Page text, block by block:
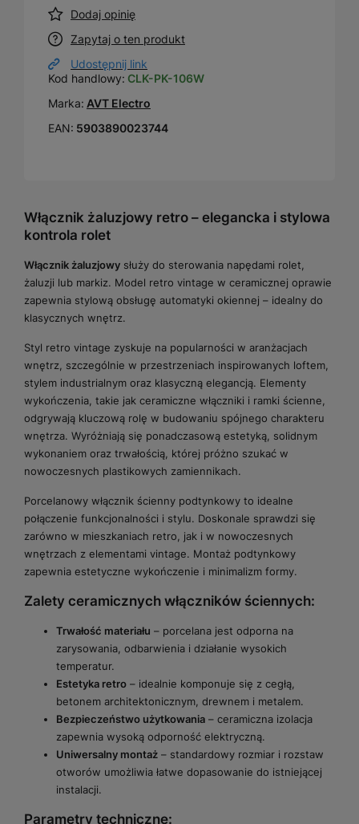
Dodaj opinię
Zapytaj o ten produkt
Udostępnij link
Kod handlowy: CLK-PK-106W
Marka: AVT Electro
EAN: 5903890023744
Włącznik żaluzjowy retro – elegancka i stylowa
kontrola rolet
Włącznik żaluzjowy służy do sterowania napędami rolet,
żaluzji lub markiz. Model retro vintage w ceramicznej oprawie
zapewnia stylową obsługę automatyki okiennej – idealny do
klasycznych wnętrz.
Styl retro vintage zyskuje na popularności w aranżacjach
wnętrz, szczególnie w przestrzeniach inspirowanych loftem,
stylem industrialnym oraz klasyczną elegancją. Elementy
wykończenia, takie jak ceramiczne włączniki i ramki ścienne,
odgrywają kluczową rolę w budowaniu spójnego charakteru
wnętrza. Wyróżniają się ponadczasową estetyką, solidnym
wykonaniem oraz trwałością, której próżno szukać w
nowoczesnych plastikowych zamiennikach.
Porcelanowy włącznik ścienny podtynkowy to idealne
połączenie funkcjonalności i stylu. Doskonale sprawdzi się
zarówno w mieszkaniach retro, jak i w nowoczesnych
wnętrzach z elementami vintage. Montaż podtynkowy
zapewnia estetyczne wykończenie i minimalizm formy.
Zalety ceramicznych włączników ściennych:
Trwałość materiału – porcelana jest odporna na
zarysowania, odbarwienia i działanie wysokich
temperatur.
Estetyka retro – idealnie komponuje się z cegłą,
betonem architektonicznym, drewnem i metalem.
Bezpieczeństwo użytkowania – ceramiczna izolacja
zapewnia wysoką odporność elektryczną.
Uniwersalny montaż – standardowy rozmiar i rozstaw
otworów umożliwia łatwe dopasowanie do istniejącej
instalacji.
Parametry techniczne: